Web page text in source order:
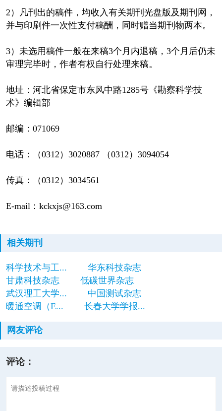
2）凡刊出的稿件，均收入有关期刊光盘版及期刊网，
并与印刷件一次性支付稿酬，同时赠当期刊物两本。
3）未选用稿件一般在来稿3个月内退稿，3个月后仍未
审理完毕时，作者有权自行处理来稿。
地址：河北省保定市东风中路1285号《勘察科学技
术》编辑部
邮编：071069
电话：（0312）3020887 （0312）3094054
传真：（0312）3034561
E-mail：kckxjs@163.com
相关期刊
科学技术与工...
华东科技杂志
甘肃科技杂志
低碳世界杂志
武汉理工大学...
中国测试杂志
暖通空调（E...
长春大学学报...
网友评论
评论：